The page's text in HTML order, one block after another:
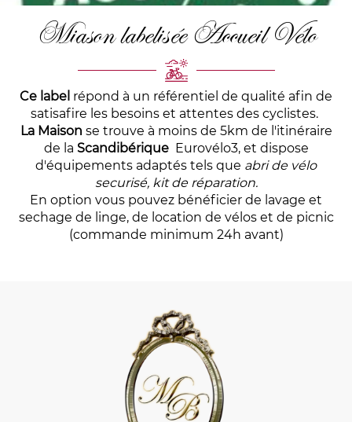
Miason labelisée Accueil Vélo
Ce label répond à un référentiel de qualité afin de
satisafire les besoins et attentes des cyclistes.
La Maison se trouve à moins de 5km de l'itinéraire
de la Scandibérique Eurovélo3, et dispose
d'équipements adaptés tels que abri de vélo
securisé, kit de réparation.
En option vous pouvez bénéficier de lavage et
sechage de linge, de location de vélos et de picnic
(commande minimum 24h avant)